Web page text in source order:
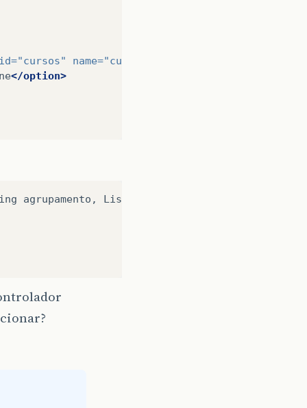
id="cursos" name="cursos[]"
</option>
agrupamento, List<String> cursos){